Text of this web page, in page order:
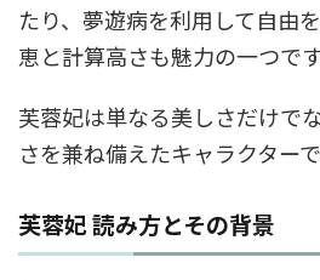
たり、夢遊病を利用して自由
恵と計算高さも魅力の一つです
芙蓉妃は単なる美しさだけで
さを兼ね備えたキャラクターで
芙蓉妃 読み方とその背景